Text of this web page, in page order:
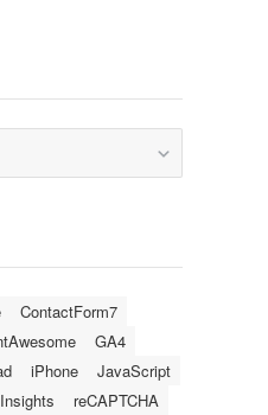
ContactForm7
GA4
iPhone
JavaScript
reCAPTCHA